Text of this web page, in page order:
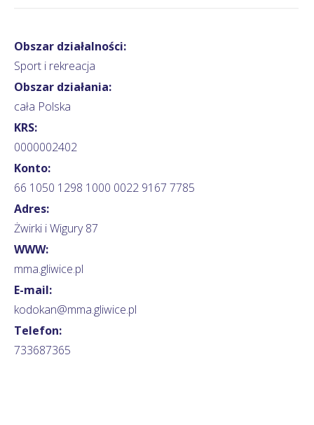
Obszar działalności:
Sport i rekreacja
Obszar działania:
cała Polska
KRS:
0000002402
Konto:
66 1050 1298 1000 0022 9167 7785
Adres:
Żwirki i Wigury 87
WWW:
mma.gliwice.pl
E-mail:
kodokan@mma.gliwice.pl
Telefon:
733687365